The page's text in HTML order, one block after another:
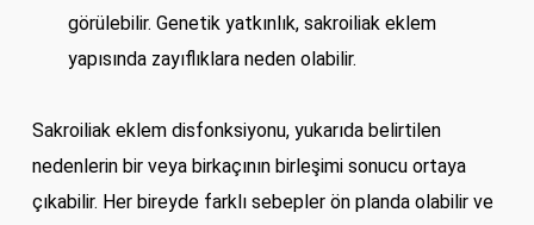
görülebilir. Genetik yatkınlık, sakroiliak eklem
yapısında zayıflıklara neden olabilir.
Sakroiliak eklem disfonksiyonu, yukarıda belirtilen
nedenlerin bir veya birkaçının birleşimi sonucu ortaya
çıkabilir. Her bireyde farklı sebepler ön planda olabilir ve